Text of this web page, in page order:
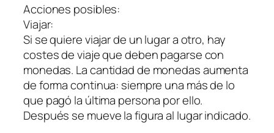
Acciones posibles:
Viajar:
Si se quiere viajar de un lugar a otro, hay
costes de viaje que deben pagarse con
monedas. La cantidad de monedas aumenta
de forma continua: siempre una más de lo
que pagó la última persona por ello.
Después se mueve la figura al lugar indicado.